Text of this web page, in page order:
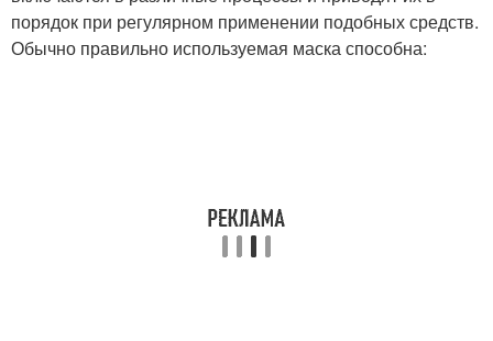
порядок при регулярном применении подобных средств.
Обычно правильно используемая маска способна: